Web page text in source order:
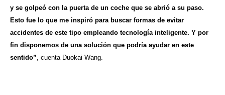
y se golpeó con la puerta de un coche que se abrió a su paso.
Esto fue lo que me inspiró para buscar formas de evitar
accidentes de este tipo empleando tecnología inteligente. Y por
fin disponemos de una solución que podría ayudar en este
sentido”, cuenta Duokai Wang.